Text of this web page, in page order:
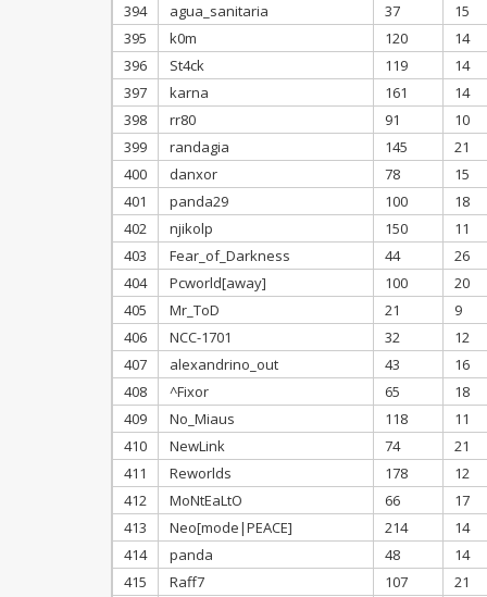
394
agua_sanitaria 37
15
395
k0m 120
14
396
St4ck 119
14
397
karna 161
14
398
rr80 91
10
399
randagia 145
21
400
danxor 78
15
401
panda29 100
18
402
njikolp 150
11
403
Fear_of_Darkness 44
26
404
Pcworld[away] 100
20
405
Mr_ToD 21
9
406
NCC-1701 32
12
407
alexandrino_out 43
16
408
^Fixor 65
18
409
No_Miaus 118
11
410
NewLink 74
21
411
Reworlds 178
12
412
MoNtEaLtO 66
17
413
Neo[mode|PEACE] 214
14
414
panda 48
14
415
Raff7 107 21